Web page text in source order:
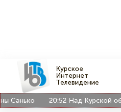
Курское
Интернет
Телевидение
20:52 Над Курской областью